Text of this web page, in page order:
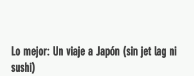
Lo mejor: Un viaje a Japón (sin jet lag ni
sushi)